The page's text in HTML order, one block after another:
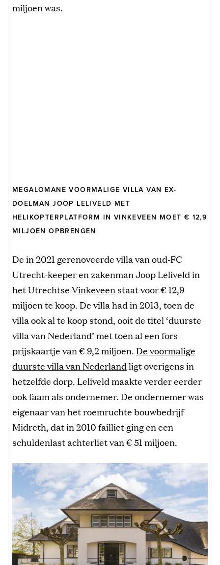
miljoen was.
MEGALOMANE VOORMALIGE VILLA VAN EX-
DOELMAN JOOP LELIVELD MET
HELIKOPTERPLATFORM IN VINKEVEEN MOET € 12,9
MILJOEN OPBRENGEN
De in 2021 gerenoveerde villa van oud-FC
Utrecht-keeper en zakenman Joop Leliveld in
het UtrechtseVinkeveen staat voor € 12,9
miljoen te koop. De villa had in 2013, toen de
villa ook al te koop stond, ooit de titel ‘duurste
villa van Nederland’ met toen al een fors
prijskaartje van € 9,2 miljoen. De voormalige
duurste villa van Nederlandligt overigens in
hetzelfde dorp. Leliveld maakte verder eerder
ook faam als ondernemer. De ondernemer was
eigenaar van het roemruchte bouwbedrijf
Midreth, dat in 2010 failliet ging en een
schuldenlast achterliet van € 51 miljoen.